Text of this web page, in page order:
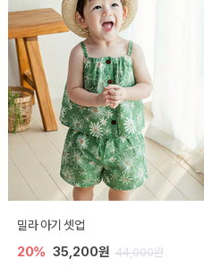
밀라 아기 셋업
20% 35,200원 44,000원